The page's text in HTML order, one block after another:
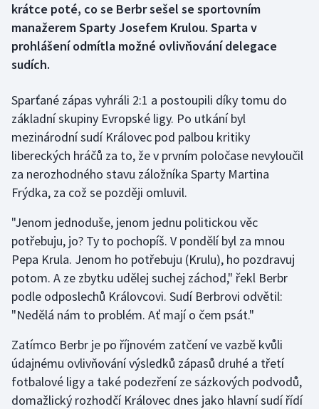
Florbal
Futsal
Gymnastika
Házená
Jezdectví
Judo
Krasobruslení
Lezení
Lyže a snowboard
Moderní pětiboj
Motorsport
krátce poté, co se Berbr sešel se sportovním
manažerem Sparty Josefem Krulou. Sparta v
prohlášení odmítla možné ovlivňování delegace
sudích.
Sparťané zápas vyhráli 2:1 a postoupili díky tomu do
základní skupiny Evropské ligy. Po utkání byl
mezinárodní sudí Královec pod palbou kritiky
libereckých hráčů za to, že v prvním poločase nevyloučil
za nerozhodného stavu záložníka Sparty Martina
Frýdka, za což se později omluvil.
"Jenom jednoduše, jenom jednu politickou věc
potřebuju, jo? Ty to pochopíš. V pondělí byl za mnou
Pepa Krula. Jenom ho potřebuju (Krulu), ho pozdravuj
potom. A ze zbytku udělej suchej záchod," řekl Berbr
podle odposlechů Královcovi. Sudí Berbrovi odvětil:
"Nedělá nám to problém. Ať mají o čem psát."
Zatímco Berbr je po říjnovém zatčení ve vazbě kvůli
údajnému ovlivňování výsledků zápasů druhé a třetí
fotbalové ligy a také podezření ze sázkových podvodů,
domažlický rozhodčí Královec dnes jako hlavní sudí řídí